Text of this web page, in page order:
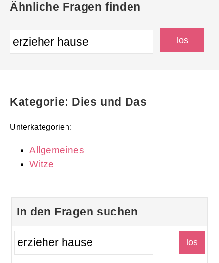
Ähnliche Fragen finden
Kategorie: Dies und Das
Unterkategorien:
Allgemeines
Witze
In den Fragen suchen